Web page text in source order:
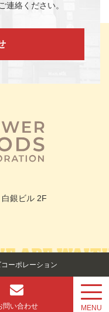
問い合わせ MENU
連絡ください。
銀ビル 2F
ARE
ーポレーション